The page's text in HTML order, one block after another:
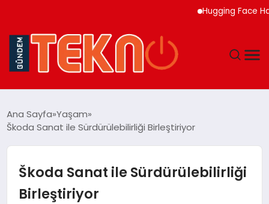
Hugging Face
DÜNYA
EĞITIM
Ana Sayfa Yaşam
Škoda Sanat ile Sürdürülebilirliği Birleştiriyor
Škoda Sanat ile Sürdürülebilirliği
Birleştiriyor